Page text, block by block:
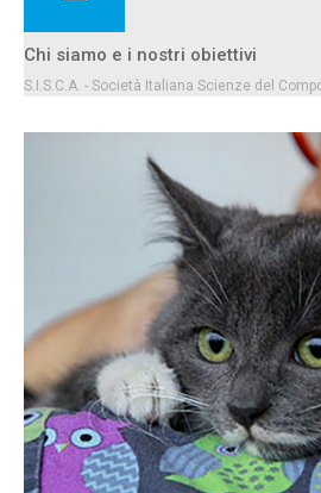
Chi siamo e i nostri obiettivi
S.I.S.C.A. - Società Italiana Scienze del